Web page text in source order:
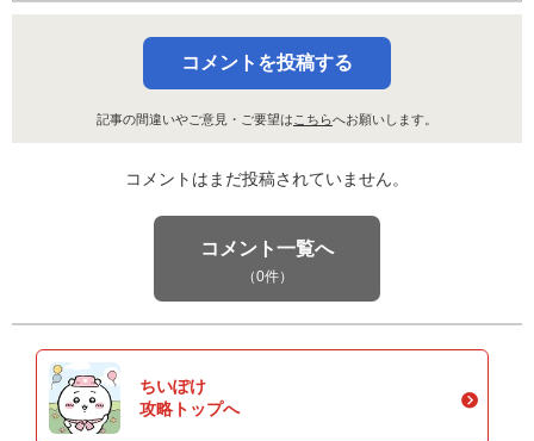
コメントを投稿する
記事の間違いやご意見・ご要望は こちらへお願いします。
コメントはまだ投稿されていません。
コメント一覧へ
（0件）
ちいぽけ
攻略トップへ